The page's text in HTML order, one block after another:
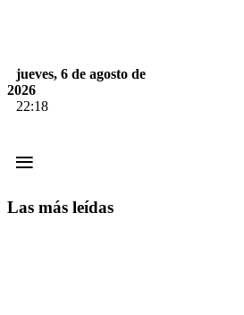
jueves, 6 de agosto de
2026
22:18
≡
Las más leídas